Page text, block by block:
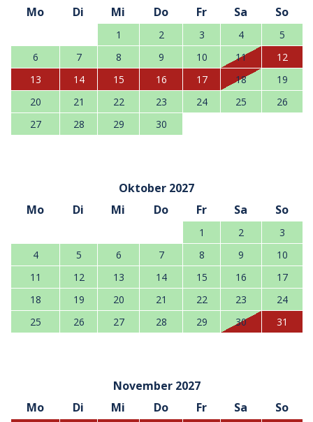
Mo
Di Mi Do Fr Sa So
1 2 3 4
5
6
7 8 9 10 11
12
13
14 15 16 17 18
19
20
21 22 23 24 25
26
27
28 29 30
Oktober 2027
Mo
Di Mi Do Fr Sa So
1 2
3
4
5 6 7 8 9
10
11
12 13 14 15 16
17
18
19 20 21 22 23
24
25
26 27 28 29 30 31
November 2027
Mo
Di Mi Do Fr Sa So